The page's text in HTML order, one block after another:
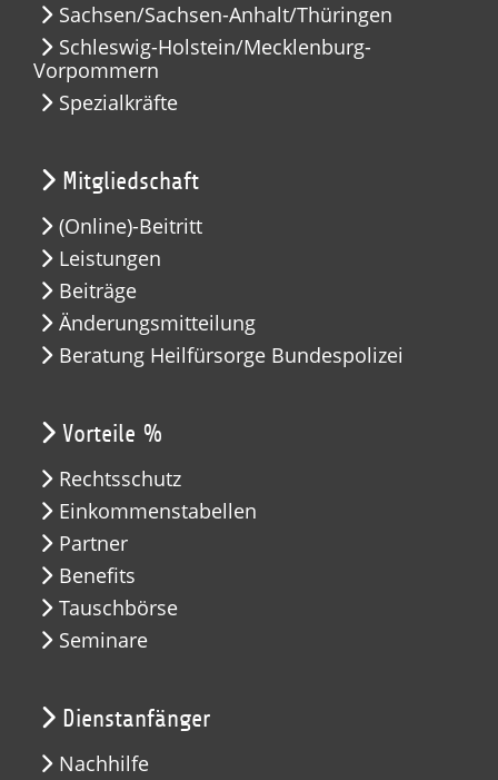
Sachsen/Sachsen-Anhalt/Thüringen
Schleswig-Holstein/Mecklenburg-
Vorpommern
Spezialkräfte
Mitgliedschaft
(Online)-Beitritt
Leistungen
Beiträge
Änderungsmitteilung
Beratung Heilfürsorge Bundespolizei
Vorteile %
Rechtsschutz
Einkommenstabellen
Partner
Benefits
Tauschbörse
Seminare
Dienstanfänger
Nachhilfe